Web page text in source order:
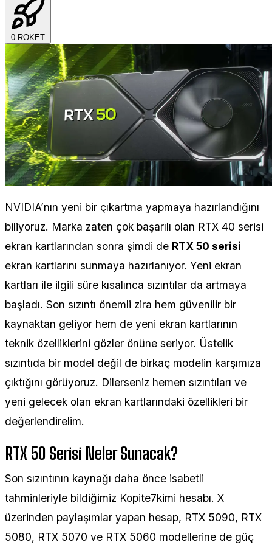
0 ROKET
NVIDIA’nın yeni bir çıkartma yapmaya hazırlandığını
biliyoruz. Marka zaten çok başarılı olan RTX 40 serisi
ekran kartlarından sonra şimdi de RTX 50 serisi
ekran kartlarını sunmaya hazırlanıyor. Yeni ekran
kartları ile ilgili süre kısalınca sızıntılar da artmaya
başladı. Son sızıntı önemli zira hem güvenilir bir
kaynaktan geliyor hem de yeni ekran kartlarının
teknik özelliklerini gözler önüne seriyor. Üstelik
sızıntıda bir model değil de birkaç modelin karşımıza
çıktığını görüyoruz. Dilerseniz hemen sızıntıları ve
yeni gelecek olan ekran kartlarındaki özellikleri bir
değerlendirelim.
RTX 50 Serisi Neler Sunacak?
Son sızıntının kaynağı daha önce isabetli
tahminleriyle bildiğimiz Kopite7kimi hesabı. X
üzerinden paylaşımlar yapan hesap, RTX 5090, RTX
5080, RTX 5070 ve RTX 5060 modellerine de güç